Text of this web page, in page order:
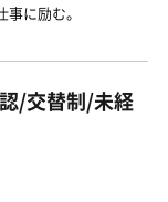
に励む。
/交替制/未経